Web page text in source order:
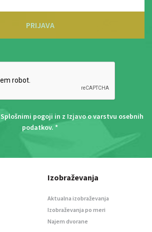
PRIJAVA
Splošnimi pogoji in z Izjavo o varstvu osebnih
podatkov. *
Izobraževanja
Aktualna izobraževanja
Izobraževanja po meri
Najem dvorane